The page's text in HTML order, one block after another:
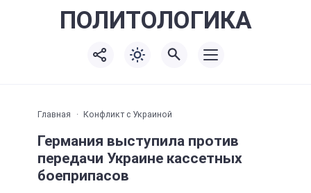
ПОЛИТОЛОГИКА
Главная Конфликт с Украиной
Германия выступила против
передачи Украине кассетных
боеприпасов